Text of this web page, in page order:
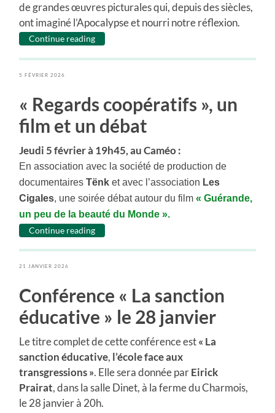
de grandes œuvres picturales qui, depuis des siècles,
ont imaginé l’Apocalypse et nourri notre réflexion.
Continue reading
5 FÉVRIER 2026
« Regards coopératifs », un
film et un débat
Jeudi 5 février à 19h45, au Caméo :
En association avec la société de production de
documentairesTënk et avec l’association Les
Cigales, une soirée débat autour du film«Guérande,
un peu de la beauté du Monde ».
Continue reading
21 JANVIER 2026
Conférence « La sanction
éducative » le 28 janvier
Le titre complet de cette conférence est« La
sanction éducative, l’école face aux
transgressions ». Elle sera donnée parEirick
Prairat, dans la salle Dinet, à la ferme du Charmois,
le 28 janvier à 20h.